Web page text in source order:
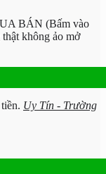
BÁN (Bấm vào
không ảo mở
Uy Tín - Trường